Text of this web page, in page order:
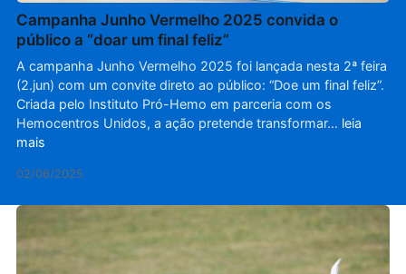
Campanha Junho Vermelho 2025 convida o
público a “doar um final feliz”
A campanha Junho Vermelho 2025 foi lançada nesta 2ª feira
(2.jun) com um convite direto ao público: “Doe um final feliz”.
Criada pelo Instituto Pró-Hemo em parceria com os
Hemocentros Unidos, a ação pretende transformar… leia
mais
02/06/2025